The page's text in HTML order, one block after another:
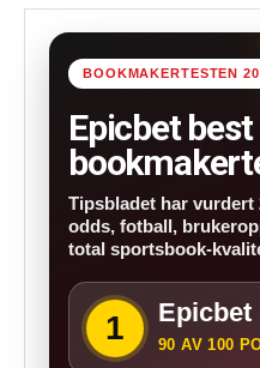
BOOKMAKERTESTEN
Epicbet
Tipsbladet har vurdert
odds, fotball,
total sportsbook-
1 Epicbet
90 AV 100